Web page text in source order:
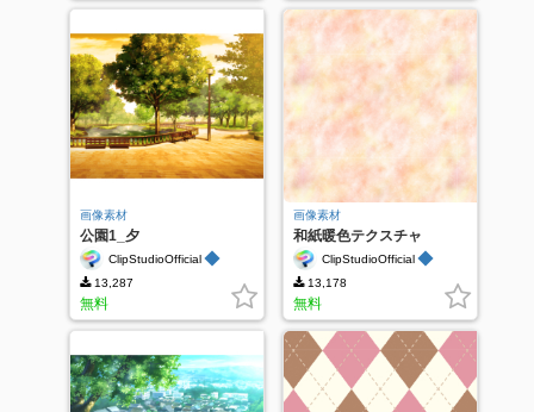
画像素材
公園1_夕
ClipStudioOfficial ◆
13,287
無料
画像素材
和紙暖色テクスチャ
_PA0010ClipStudioOfficial ◆
13,178
無料